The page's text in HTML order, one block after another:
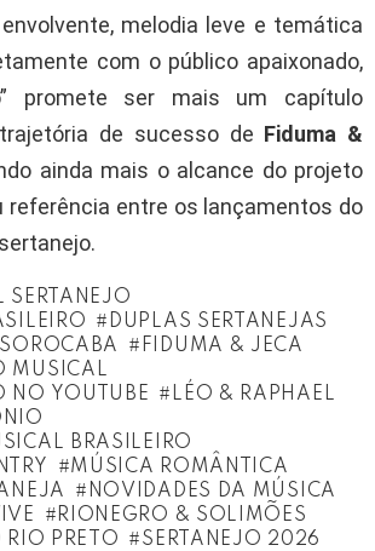
melodia leve e temática
com o público apaixonado,
promete ser mais um capítulo
de sucesso de Fiduma &
ainda mais o alcance do projeto
referência entre os lançamentos do
DUPLAS SERTANEJAS
FIDUMA & JECA
MUSICAL
NO YOUTUBE
LÉO & RAPHAEL
BRASILEIRO
MÚSICA ROMÂNTICA
NOVIDADES DA MÚSICA
RIONEGRO & SOLIMÕES
PRETO
SERTANEJO 2026